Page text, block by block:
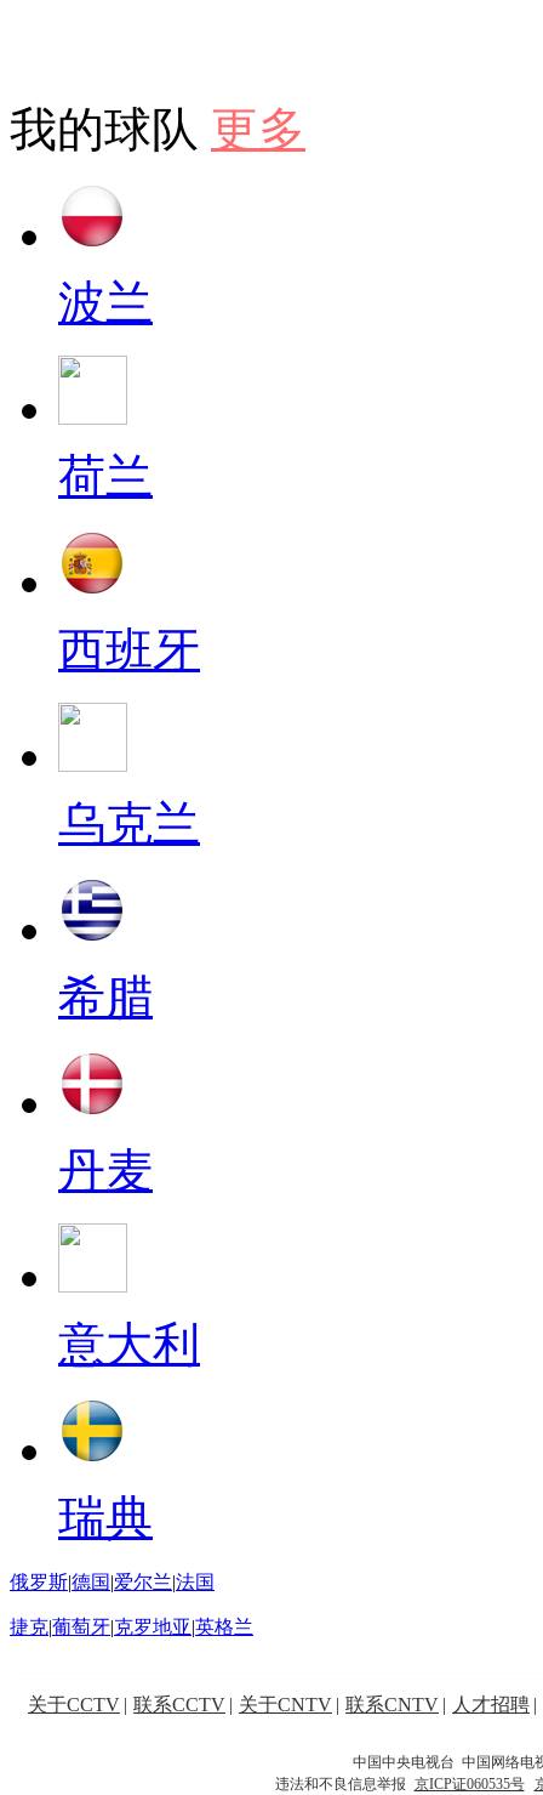
我的球队 更多
波兰
荷兰
西班牙
乌克兰
希腊
丹麦
意大利
瑞典
俄罗斯|德国|爱尔兰|法国
捷克|葡萄牙|克罗地亚|英格兰
关于CCTV | 联系CCTV | 关于CNTV | 联系CNTV | 人才招聘 |
中国中央电视台 中国网络电
违法和不良信息举报 京ICP证060535号